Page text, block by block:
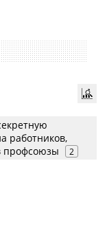
работников,
профсоюзы
2